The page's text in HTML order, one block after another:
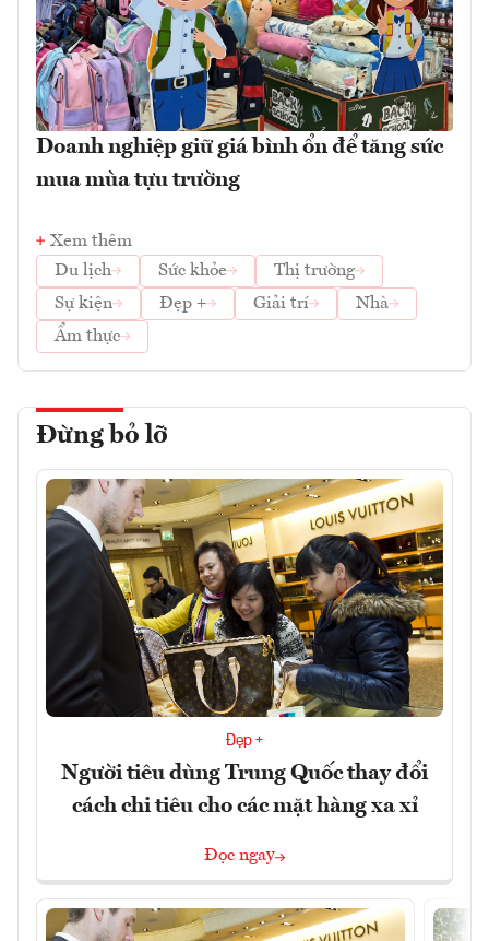
Doanh nghiệp giữ giá bình ổn để tăng sức
mua mùa tựu trường
Xem thêm
Du lịch
Sức khỏe
Thị trường
Sự kiện
Đẹp + Giải trí
Nhà
Ẩm thực
Đừng bỏ lỡ
Đẹp +
Người tiêu dùng Trung Quốc thay đổi
cách chi tiêu cho các mặt hàng xa xỉ
Đọc ngay